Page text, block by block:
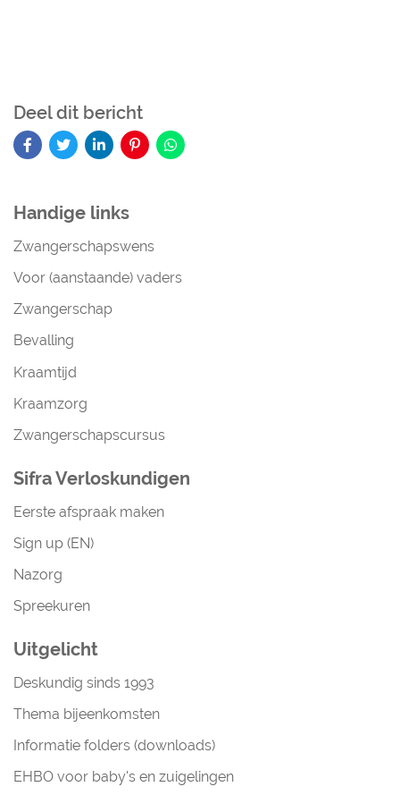
Deel dit bericht
Handige links
Zwangerschapswens
Voor (aanstaande) vaders
Zwangerschap
Bevalling
Kraamtijd
Kraamzorg
Zwangerschapscursus
Sifra Verloskundigen
Eerste afspraak maken
Sign up (EN)
Nazorg
Spreekuren
Uitgelicht
Deskundig sinds 1993
Thema bijeenkomsten
Informatie folders (downloads)
EHBO voor baby's en zuigelingen